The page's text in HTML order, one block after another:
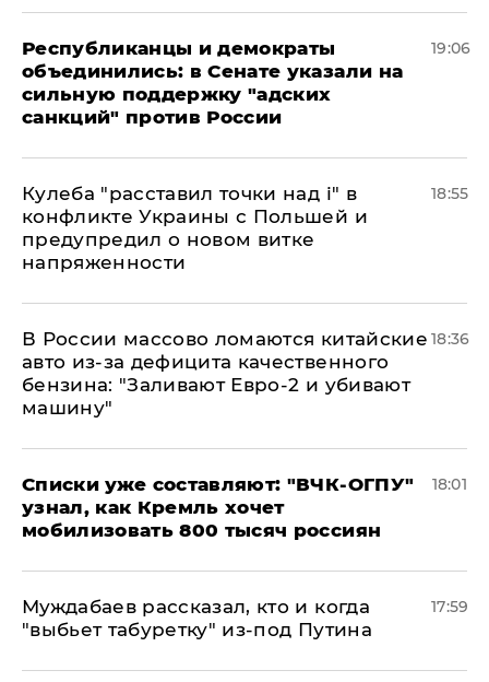
Республиканцы и демократы
объединились: в Сенате указали на
сильную поддержку "адских
санкций" против России
19:06
Кулеба "расставил точки над і" в
конфликте Украины с Польшей и
предупредил о новом витке
напряженности
18:55
В России массово ломаются китайские
авто из-за дефицита качественного
бензина: "Заливают Евро-2 и убивают
машину"
18:36
Списки уже составляют: "ВЧК-ОГПУ"
узнал, как Кремль хочет
мобилизовать 800 тысяч россиян
18:01
Муждабаев рассказал, кто и когда
"выбьет табуретку" из-под Путина
17:59